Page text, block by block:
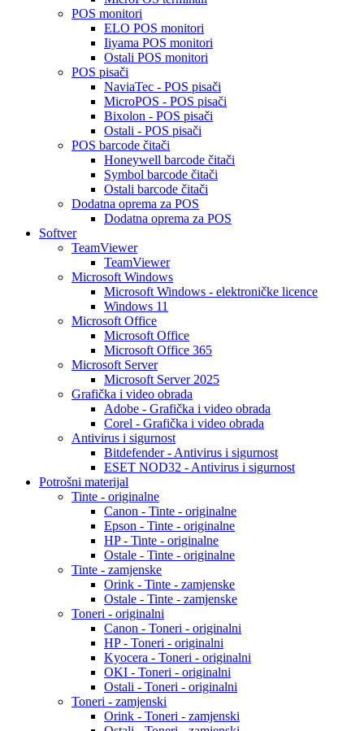
POS monitori
ELO POS monitori
Iiyama POS monitori
Ostali POS monitori
POS pisači
NaviaTec - POS pisači
MicroPOS - POS pisači
Bixolon - POS pisači
Ostali - POS pisači
POS barcode čitači
Honeywell barcode čitači
Symbol barcode čitači
Ostali barcode čitači
Dodatna oprema za POS
Dodatna oprema za POS
Softver
TeamViewer
TeamViewer
Microsoft Windows
Microsoft Windows - elektroničke licence
Windows 11
Microsoft Office
Microsoft Office
Microsoft Office 365
Microsoft Server
Microsoft Server 2025
Grafička i video obrada
Adobe - Grafička i video obrada
Corel - Grafička i video obrada
Antivirus i sigurnost
Bitdefender - Antivirus i sigurnost
ESET NOD32 - Antivirus i sigurnost
Potrošni materijal
Tinte - originalne
Canon - Tinte - originalne
Epson - Tinte - originalne
HP - Tinte - originalne
Ostale - Tinte - originalne
Tinte - zamjenske
Orink - Tinte - zamjenske
Ostale - Tinte - zamjenske
Toneri - originalni
Canon - Toneri - originalni
HP - Toneri - originalni
Kyocera - Toneri - originalni
OKI - Toneri - originalni
Ostali - Toneri - originalni
Toneri - zamjenski
Orink - Toneri - zamjenski